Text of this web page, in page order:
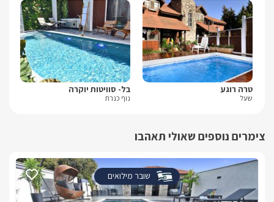
טרה רוגע
שעל
בל- סוויטות יוקרה
נוף כנרת
צימרים נוספים שאולי תאהבו
שובר מילואים